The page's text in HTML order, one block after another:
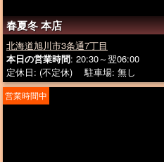
春夏冬 本店
北海道旭川市3条通7丁目
本日の営業時間: 20:30～翌06:00
定休日: (不定休) 駐車場: 無し
営業時間中